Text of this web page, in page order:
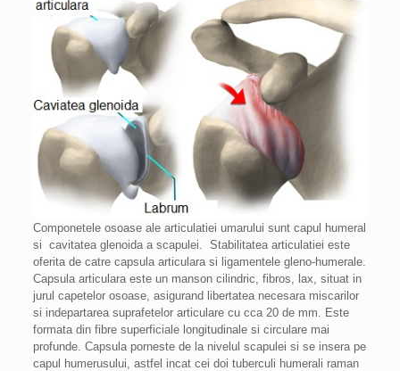
Componetele osoase ale articulatiei umarului sunt capul humeral
si cavitatea glenoida a scapulei. Stabilitatea articulatiei este
oferita de catre capsula articulara si ligamentele gleno-humerale.
Capsula articulara este un manson cilindric, fibros, lax, situat in
jurul capetelor osoase, asigurand libertatea necesara miscarilor
si indepartarea suprafetelor articulare cu cca 20 de mm. Este
formata din fibre superficiale longitudinale si circulare mai
profunde. Capsula porneste de la nivelul scapulei si se insera pe
capul humerusului, astfel incat cei doi tuberculi humerali raman